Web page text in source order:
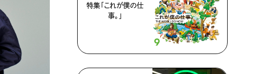
特集「これが僕の仕
事。」